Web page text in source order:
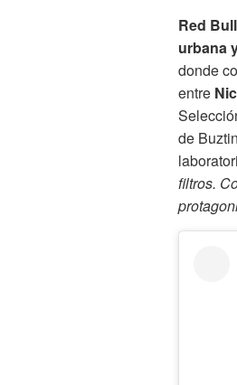
Red
urbana
donde
entre
de
filtros.